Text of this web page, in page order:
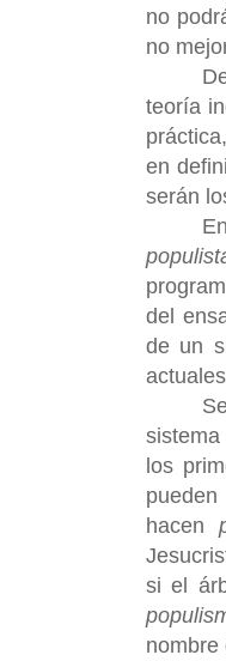
no
no
teoría
en
serán
del
de un
los
hacen
si el
nombre